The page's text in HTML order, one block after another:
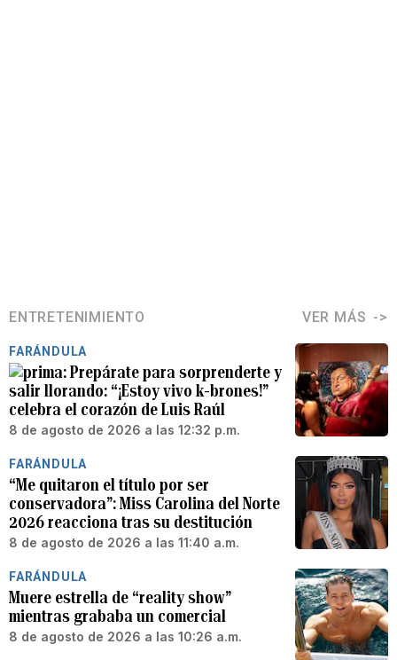
ENTRETENIMIENTO VER MÁS
FARÁNDULA
Prepárate para sorprenderte y
salir llorando: “¡Estoy vivo k-brones!”
celebra el corazón de Luis Raúl
8 de agosto de 2026 a las 12:32 p.m.
FARÁNDULA
“Me quitaron el título por ser
conservadora”: Miss Carolina del Norte
2026 reacciona tras su destitución
8 de agosto de 2026 a las 11:40 a.m.
FARÁNDULA
Muere estrella de “reality show”
mientras grababa un comercial
8 de agosto de 2026 a las 10:26 a.m.